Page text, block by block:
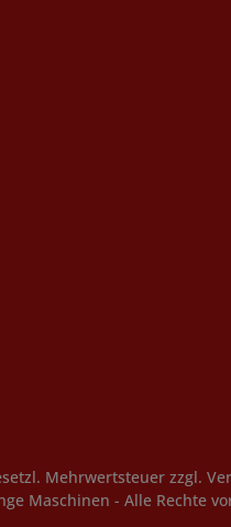
Mehrwertsteuer zzgl.
Maschinen - Alle Rechte